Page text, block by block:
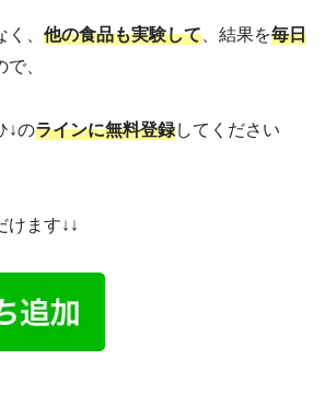
、 他の食品も実験して 、結果を毎日
、
↓のラインに無料登録してください
けます↓↓